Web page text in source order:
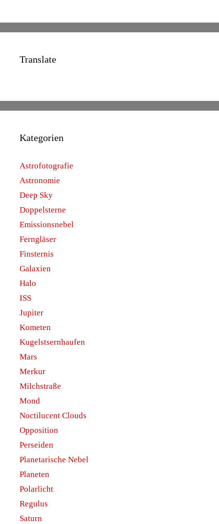
Translate
Kategorien
Astrofotografie
Astronomie
Deep Sky
Doppelsterne
Emissionsnebel
Ferngläser
Finsternis
Galaxien
Halo
ISS
Jupiter
Kometen
Kugelstsernhaufen
Mars
Merkur
Milchstraße
Mond
Noctilucent Clouds
Opposition
Perseiden
Planetarische Nebel
Planeten
Polarlicht
Regulus
Saturn